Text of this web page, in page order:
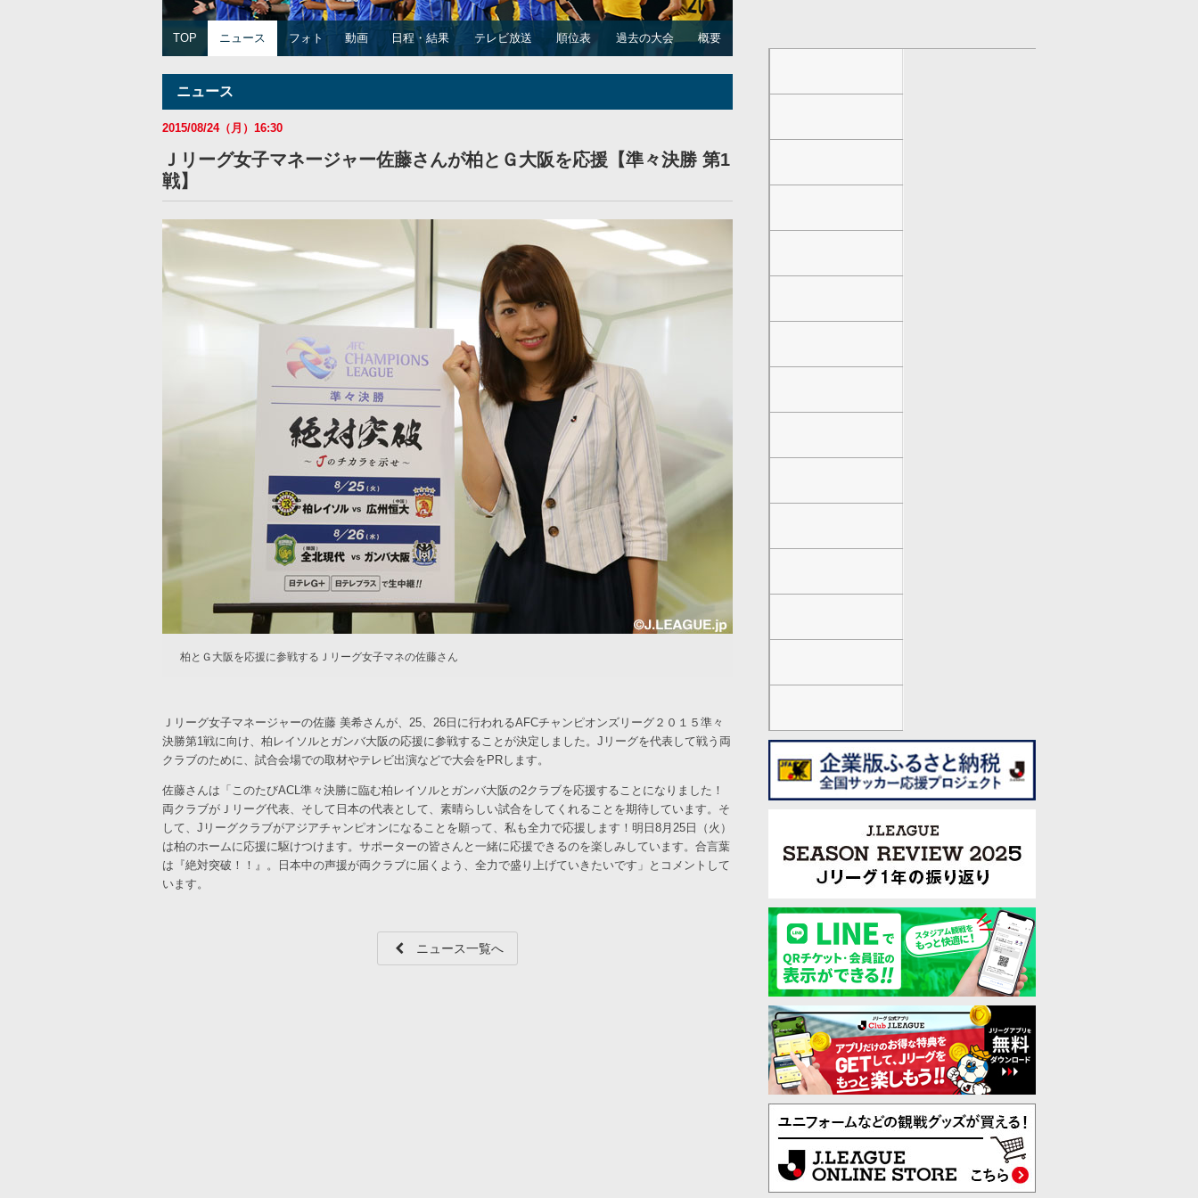
TOP ニュース フォト 動画 日程・結果 テレビ放送 順位表 過去の大会 概要
ニュース
2015/08/24（月）16:30
Ｊリーグ女子マネージャー佐藤さんが柏とＧ大阪を応援【準々決勝 第1
戦】
柏とＧ大阪を応援に参戦するＪリーグ女子マネの佐藤さん
Ｊリーグ女子マネージャーの佐藤 美希さんが、25、26日に行われるAFCチャンピオンズリーグ２０１５準々
決勝第1戦に向け、柏レイソルとガンバ大阪の応援に参戦することが決定しました。Jリーグを代表して戦う両
クラブのために、試合会場での取材やテレビ出演などで大会をPRします。
佐藤さんは「このたびACL準々決勝に臨む柏レイソルとガンバ大阪の2クラブを応援することになりました！
両クラブがＪリーグ代表、そして日本の代表として、素晴らしい試合をしてくれることを期待しています。そ
して、Jリーグクラブがアジアチャンピオンになることを願って、私も全力で応援します！明日8月25日（火）
は柏のホームに応援に駆けつけます。サポーターの皆さんと一緒に応援できるのを楽しみしています。合言葉
は『絶対突破！！』。日本中の声援が両クラブに届くよう、全力で盛り上げていきたいです」とコメントして
います。
ニュース一覧へ